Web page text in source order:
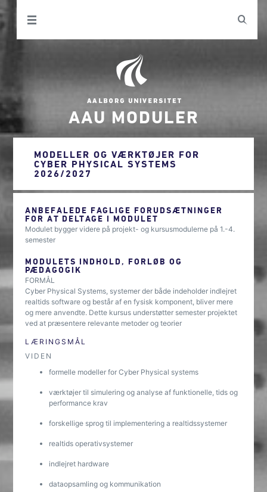
AAU MODULER
MODELLER OG VÆRKTØJER FOR
CYBER PHYSICAL SYSTEMS
2026/2027
ANBEFALEDE FAGLIGE FORUDSÆTNINGER
FOR AT DELTAGE I MODULET
Modulet bygger videre på projekt- og kursusmodulerne på 1.-4.
semester
MODULETS INDHOLD, FORLØB OG
PÆDAGOGIK
FORMÅL
Cyber Physical Systems, systemer der både indeholder indlejret
realtids software og består af en fysisk komponent, bliver mere
og mere anvendte. Dette kursus understøtter semester projektet
ved at præsentere relevante metoder og teorier
LÆRINGSMÅL
VIDEN
formelle modeller for Cyber Physical systems
værktøjer til simulering og analyse af funktionelle, tids og
performance krav
forskellige sprog til implementering a realtidssystemer
realtids operativsystemer
indlejret hardware
dataopsamling og kommunikation